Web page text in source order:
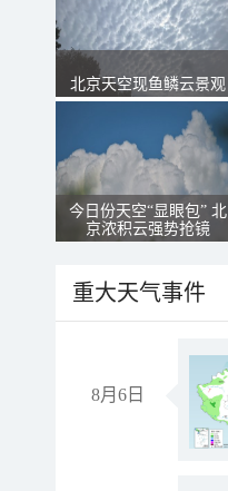
北京天空现鱼鳞云景观
今日份天空“显眼包” 北
京浓积云强势抢镜
重大天气事件
8月6日